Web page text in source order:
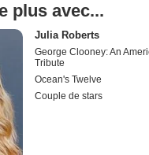
plus avec...
Julia Roberts
George Clooney: An
Tribute
Ocean's Twelve
Couple de stars